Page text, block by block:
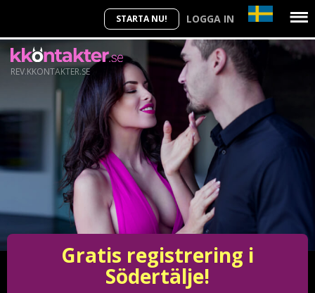
STARTA NU! LOGGA IN
REV.KKONTAKTER.SE
Gratis registrering i
Södertälje!